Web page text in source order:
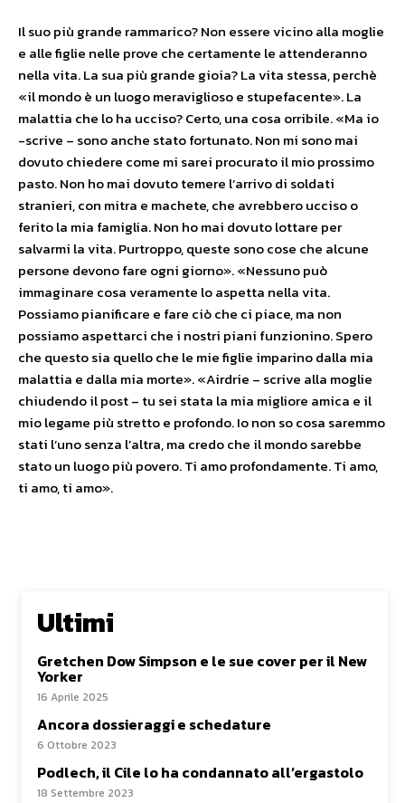
Il suo più grande rammarico? Non essere vicino alla moglie
e alle figlie nelle prove che certamente le attenderanno
nella vita. La sua più grande gioia? La vita stessa, perchè
«il mondo è un luogo meraviglioso e stupefacente». La
malattia che lo ha ucciso? Certo, una cosa orribile. «Ma io
-scrive – sono anche stato fortunato. Non mi sono mai
dovuto chiedere come mi sarei procurato il mio prossimo
pasto. Non ho mai dovuto temere l’arrivo di soldati
stranieri, con mitra e machete, che avrebbero ucciso o
ferito la mia famiglia. Non ho mai dovuto lottare per
salvarmi la vita. Purtroppo, queste sono cose che alcune
persone devono fare ogni giorno». «Nessuno può
immaginare cosa veramente lo aspetta nella vita.
Possiamo pianificare e fare ciò che ci piace, ma non
possiamo aspettarci che i nostri piani funzionino. Spero
che questo sia quello che le mie figlie imparino dalla mia
malattia e dalla mia morte». «Airdrie – scrive alla moglie
chiudendo il post – tu sei stata la mia migliore amica e il
mio legame più stretto e profondo. Io non so cosa saremmo
stati l’uno senza l’altra, ma credo che il mondo sarebbe
stato un luogo più povero. Ti amo profondamente. Ti amo,
ti amo, ti amo».
Ultimi
Gretchen Dow Simpson e le sue cover per il New
Yorker
16 Aprile 2025
Ancora dossieraggi e schedature
6 Ottobre 2023
Podlech, il Cile lo ha condannato all’ergastolo
18 Settembre 2023